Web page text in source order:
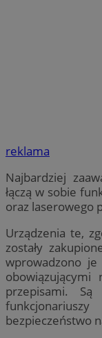
reklama
Najbardziej
łączą w sobie
oraz laserowego
Urządzenia te,
zostały
wprowadzono
obowiązującymi
przepisami. Są
bezpieczeństwo